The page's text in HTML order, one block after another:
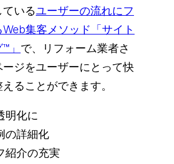
いるユーザーの流れにフ
Web集客メソッド「サイト
」 で、リフォーム業者さ
ージをユーザーにとって快
ることができます。
明化に
の詳細化
紹介の充実